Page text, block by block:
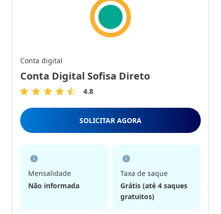
Conta digital
Conta Digital Sofisa Direto
4.8
5
Estrelas
4.8
SOLICITAR AGORA
Mensalidade
Não informada
Taxa de saque
Grátis (até 4 saques
gratuitos)